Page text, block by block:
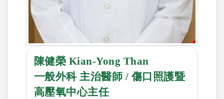
陳健榮 Kian-Yong Than
一般外科 主治醫師 / 傷口照護暨
高壓氧中心主任